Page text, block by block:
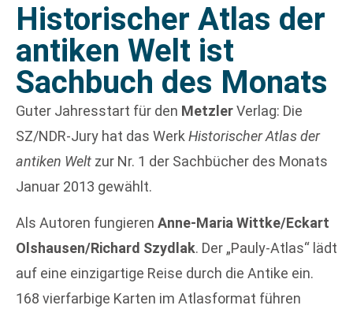
Historischer Atlas der
antiken Welt ist
Sachbuch des Monats
Guter Jahresstart für den MetzlerVerlag: Die
SZ/NDR-Jury hat das Werk Historischer Atlas der
antiken Welt zur Nr. 1 der Sachbücher des Monats
Januar 2013 gewählt.
Als Autoren fungieren Anne-Maria Wittke/Eckart
Olshausen/Richard Szydlak. Der „Pauly-Atlas“ lädt
auf eine einzigartige Reise durch die Antike ein.
168 vierfarbige Karten im Atlasformat führen